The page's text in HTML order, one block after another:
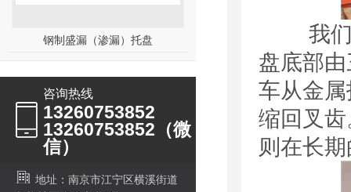
钢制盛漏（渗漏）托盘
咨询热线
13260753852
13260753852（微
信）
地址：南京市江宁区横溪街道
我们平
盘底部
车从金
缩回叉
则在长